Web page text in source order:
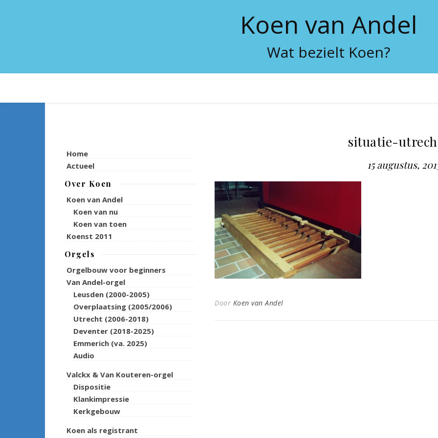
Koen van Andel
Wat bezielt Koen?
Home
Actueel
Over Koen
Koen van Andel
Koen van nu
Koen van toen
Koenst 2011
Orgels
Orgelbouw voor beginners
Van Andel-orgel
Leusden (2000-2005)
Overplaatsing (2005/2006)
Utrecht (2006-2018)
Deventer (2018-2025)
Emmerich (va. 2025)
Audio
Valckx & Van Kouteren-orgel
Dispositie
Klankimpressie
Kerkgebouw
Koen als registrant
situatie-
15 augustus,
Door Koen van Andel